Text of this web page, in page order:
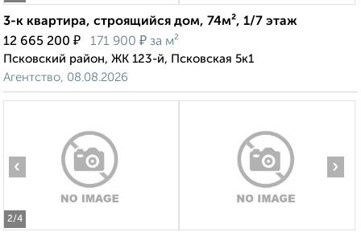
3-к квартира, строящийся дом, 74м², 1/7 этаж
12 665 200 ₽ 171 900 ₽ за м²
Псковский район, ЖК 123-й, Псковская 5к1
Агентство, 08.08.2026
2/4
‹ ›